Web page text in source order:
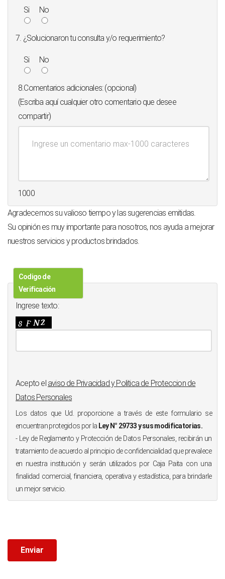
Si No
7. ¿Solucionaron tu consulta y/o requerimiento?
Si No
8.Comentarios adicionales: (opcional)
(Escriba aquí cualquier otro comentario que desee
compartir)
1000
Agradecemos su valioso tiempo y las sugerencias emitidas.
Su opinión es muy importante para nosotros, nos ayuda a mejorar
nuestros servicios y productos brindados.
Codigo de
Verificación
Ingrese texto:
Acepto el aviso de Privacidad y Politica de Proteccion de
Datos Personales
Los datos que Ud. proporcione a través de este formulario se
encuentran protegidos por la Ley N° 29733 y sus modificatorias.
- Ley de Reglamento y Protección de Datos Personales, recibirán un
tratamiento de acuerdo al principio de confidencialidad que prevalece
en nuestra institución y serán utilizados por Caja Paita con una
finalidad comercial, financiera, operativa y estadística, para brindarle
un mejor servicio.